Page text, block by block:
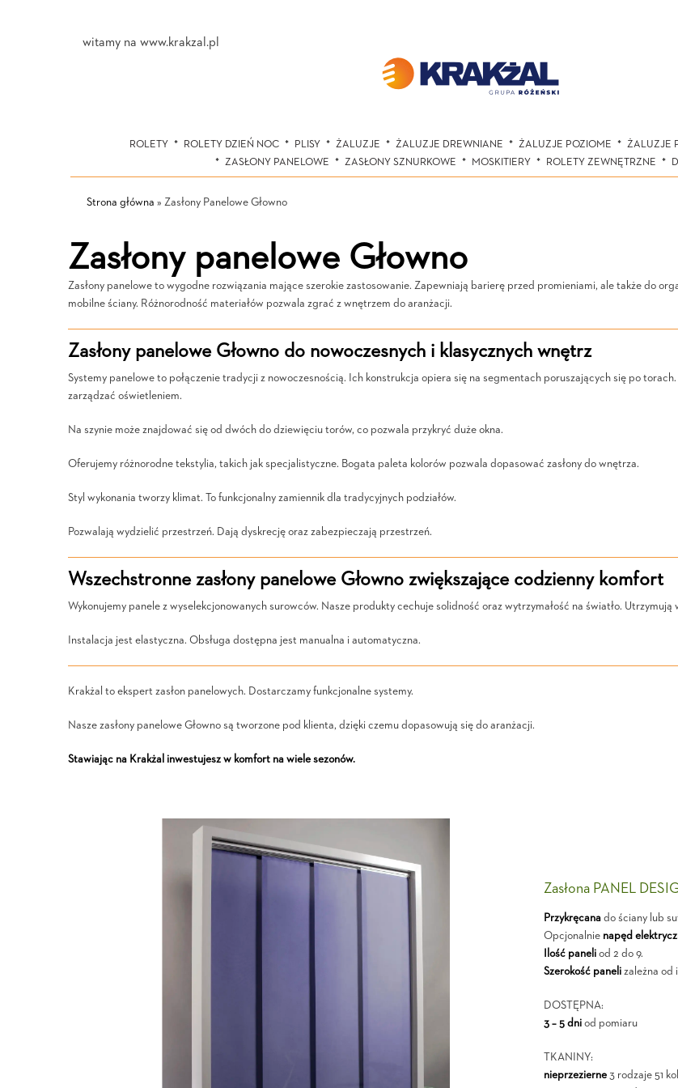
witamy na www.krakzal.pl
ROLETY ROLETY DZIEŃ NOC PLISY ŻALUZJE ŻALUZJE DREWNIANE ŻALUZJE POZIOME ŻALUZJE
ZASŁONY PANELOWE
ZASŁONY SZNURKOWE MOSKITIERY ROLETY ZEWNĘTRZNE
Strona główna » Zasłony Panelowe Głowno
Zasłony panelowe Głowno
Zasłony panelowe to wygodne rozwiązania mające szerokie zastosowanie. Zapewniają barierę przed promieniami, ale także do
mobilne ściany. Różnorodność materiałów pozwala zgrać z wnętrzem do aranżacji.
Zasłony panelowe Głowno do nowoczesnych i klasycznych wnętrz
Systemy panelowe to połączenie tradycji z nowoczesnością. Ich konstrukcja opiera się na segmentach poruszających się po
zarządzać oświetleniem.
Na szynie może znajdować się od dwóch do dziewięciu torów, co pozwala przykryć duże okna.
Oferujemy różnorodne tekstylia, takich jak specjalistyczne. Bogata paleta kolorów pozwala dopasować zasłony do wnętrza.
Styl wykonania tworzy klimat. To funkcjonalny zamiennik dla tradycyjnych podziałów.
Pozwalają wydzielić przestrzeń. Dają dyskrecję oraz zabezpieczają przestrzeń.
Wszechstronne zasłony panelowe Głowno zwiększające codzienny komfort
Wykonujemy panele z wyselekcjonowanych surowców. Nasze produkty cechuje solidność oraz wytrzymałość na światło. Utrzymują
Instalacja jest elastyczna. Obsługa dostępna jest manualna i automatyczna.
Krakżal to ekspert zasłon panelowych. Dostarczamy funkcjonalne systemy.
Nasze zasłony panelowe Głowno są tworzone pod klienta, dzięki czemu dopasowują się do aranżacji.
Stawiając na Krakżal inwestujesz w komfort na wiele sezonów.
Zasłona PANEL
Przykręcanado ściany lub
Opcjonalnie napęd
Ilość paneliod 2 do 9.
Szerokość panelizależna od
DOSTĘPNA:
3 – 5 dniod pomiaru
TKANINY:
nieprzezierne3 rodzaje 51